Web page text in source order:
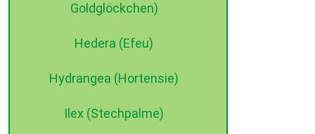
Goldglöckchen)
Hedera (Efeu)
Hydrangea (Hortensie)
Ilex (Stechpalme)